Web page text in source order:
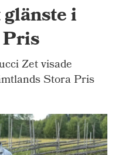
i
Zet visade
Stora Pris